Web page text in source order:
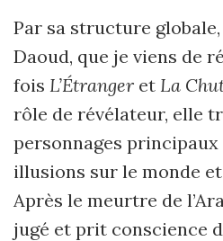
Par sa structure
Daoud, que je viens de
fois L’Étranger et La
rôle de révélateur, elle
personnages
illusions sur le monde
Après le meurtre de
jugé et prit conscience